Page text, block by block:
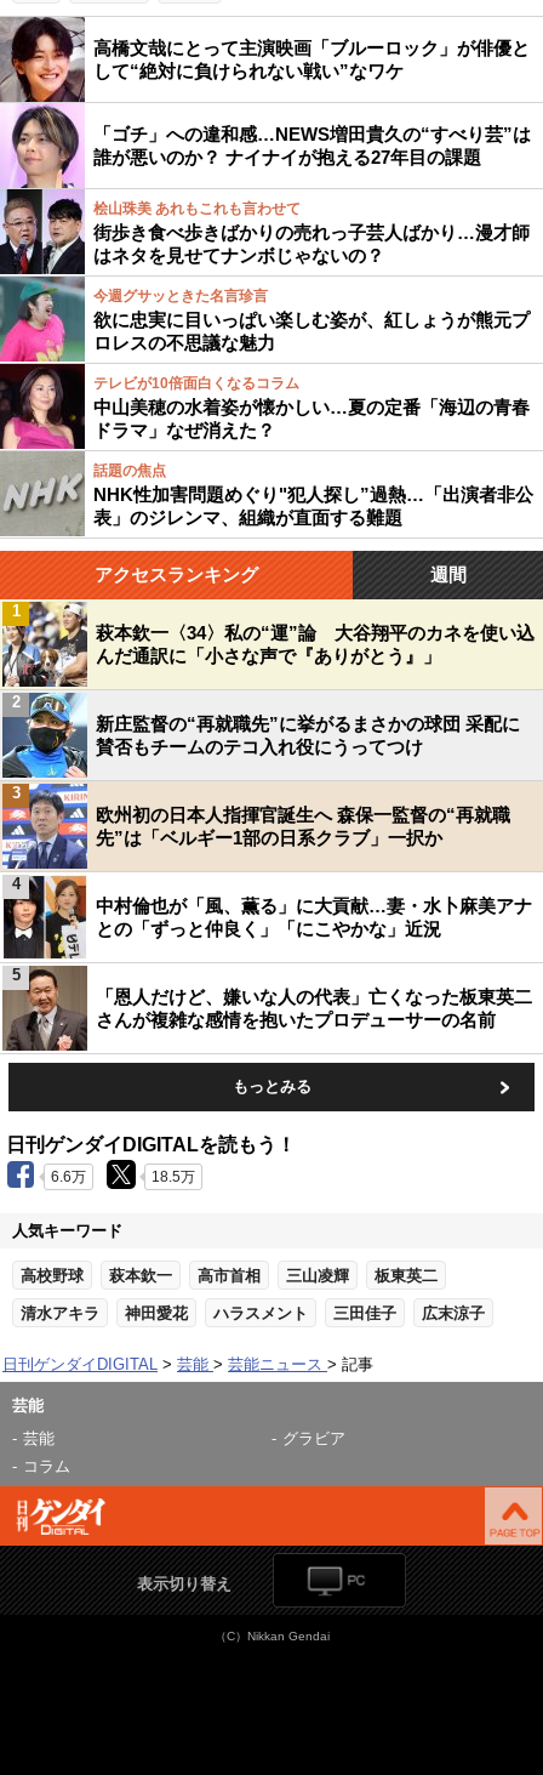
高橋文哉にとって主演映画「ブルーロック」が俳優と
して“絶対に負けられない戦い”なワケ
「ゴチ」への違和感…NEWS増田貴久の“すべり芸”は
誰が悪いのか？ ナイナイが抱える27年目の課題
桧山珠美 あれもこれも言わせて
街歩き食べ歩きばかりの売れっ子芸人ばかり…漫才師
はネタを見せてナンボじゃないの？
今週グサッときた名言珍言
欲に忠実に目いっぱい楽しむ姿が、紅しょうが熊元プ
ロレスの不思議な魅力
テレビが10倍面白くなるコラム
中山美穂の水着姿が懐かしい…夏の定番「海辺の青春
ドラマ」なぜ消えた？
話題の焦点
NHK性加害問題めぐり"犯人探し”過熱…「出演者非公
表」のジレンマ、組織が直面する難題
アクセスランキング 週間
萩本欽一〈34〉私の“運”論 大谷翔平のカネを使い込
んだ通訳に「小さな声で『ありがとう』」
1
新庄監督の“再就職先”に挙がるまさかの球団 采配に
賛否もチームのテコ入れ役にうってつけ
2
欧州初の日本人指揮官誕生へ 森保一監督の“再就職
先”は「ベルギー1部の日系クラブ」一択か
3
中村倫也が「風、薫る」に大貢献…妻・水卜麻美アナ
との「ずっと仲良く」「にこやかな」近況
4
「恩人だけど、嫌いな人の代表」亡くなった板東英二
さんが複雑な感情を抱いたプロデューサーの名前
5
もっとみる
日刊ゲンダイDIGITALを読もう！
6.6万 18.5万
人気キーワード
高校野球 萩本欽一 高市首相 三山凌輝 板東英二
清水アキラ 神田愛花 ハラスメント 三田佳子 広末涼子
日刊ゲンダイDIGITAL 芸能 芸能ニュース 記事
芸能
芸能
グラビア
コラム
表示切り替え
（C）Nikkan Gendai